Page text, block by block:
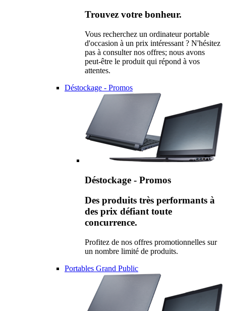
Trouvez votre bonheur.
Vous recherchez un ordinateur portable
d'occasion à un prix intéressant ? N'hésitez
pas à consulter nos offres; nous avons
peut-être le produit qui répond à vos
attentes.
Déstockage - Promos
Déstockage - Promos
Des produits très performants à
des prix défiant toute
concurrence.
Profitez de nos offres promotionnelles sur
un nombre limité de produits.
Portables Grand Public